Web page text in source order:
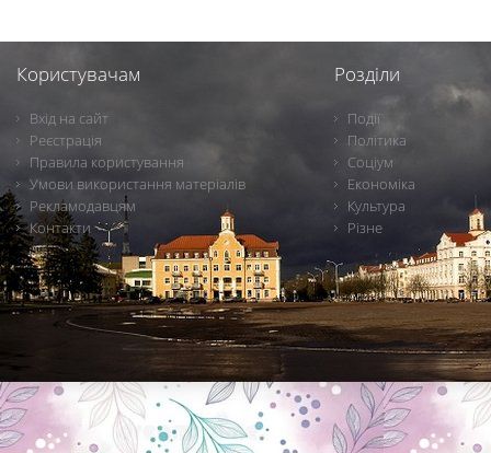
Користувачам
Вхід на сайт
Реєстрація
Правила користування
Умови використання матеріалів
Рекламодавцям
Контакти
Розділи
Події
Політика
Соціум
Економіка
Культура
Різне
Новини Чернігова, Чернігівські новини, Чернігівський формат, новини Чернігова, події в Чернігові: політика, економіка, аналітика, культура, відеоновини, екологія, спортивний Чернігів, туризм, Чернігів